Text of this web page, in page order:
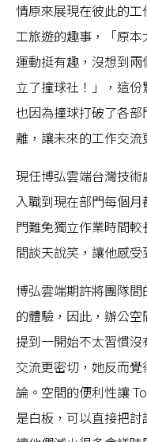
情原來展現在彼此的
工旅遊的趣事，「原
運動挺有趣，沒想到
立了撞球社！」，這份
也因為撞球打破了各
離，讓未來的工作交流
現任博弘雲端台灣技術
入職到現在部門每個
門難免獨立作業時間
間談天說笑，讓他感受
博弘雲端期許將團隊
的體驗，因此，辦公
提到一開始不太習慣
交流更密切，她反而
論。空間的便利性讓
是白板，可以直接把